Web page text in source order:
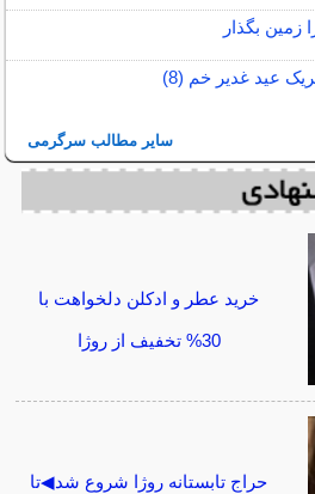
زمين بگذار
عید غدیر خم (8)
سایر مطالب سرگرمی
خرید عطر و ادکلن دلخواهت با
30% تخفیف از روژا
حراج تابستانه روژا شروع شد◀تا